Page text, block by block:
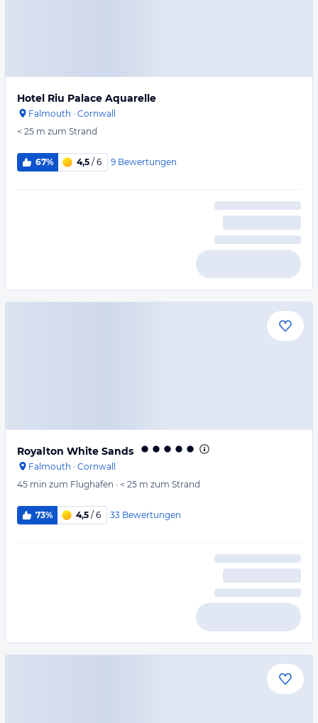
Hotel Riu Palace Aquarelle
Falmouth · Cornwall
< 25 m zum Strand
67% 4,5 / 6 9 Bewertungen
Royalton White Sands
Falmouth · Cornwall
45 min zum Flughafen · < 25 m zum Strand
73% 4,5 / 6 33 Bewertungen